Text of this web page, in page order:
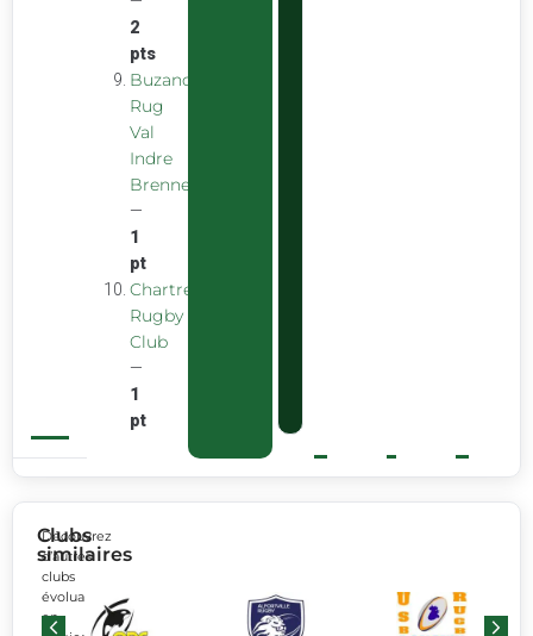
2
pts
Buzancais
Rug
Val
Indre
Brenne
—
1
pt
Chartreuse
Rugby
Club
—
1
pt
Clubs
similaires
Découvrez
d’autres
clubs
évoluant
en